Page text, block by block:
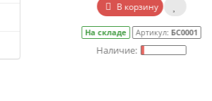
В корзину
На складе Артикул:СП0079